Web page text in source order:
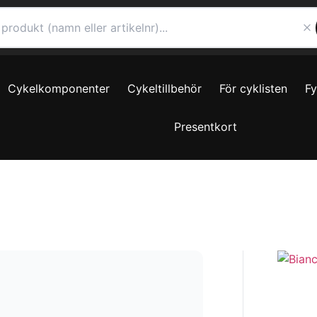
Cykelkomponenter Cykeltillbehör För cyklisten
Presentkort